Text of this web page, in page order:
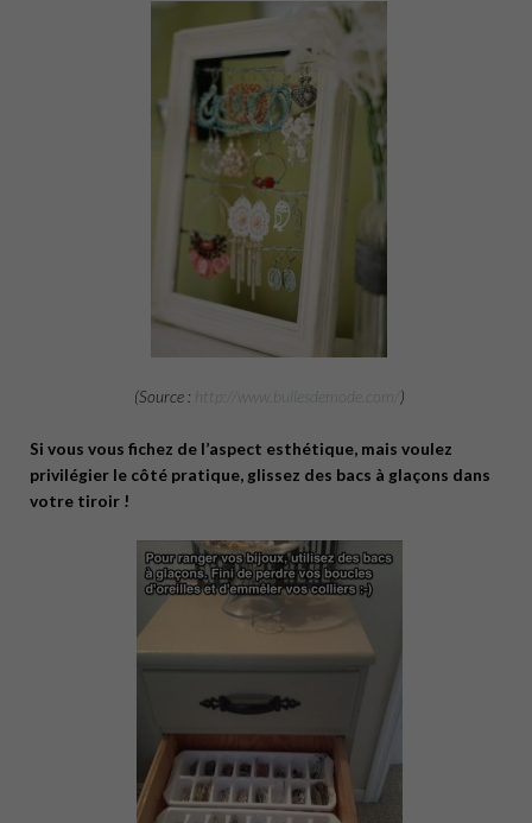
(Source : http://www.bullesdemode.com/ )
Si vous vous fichez de l’aspect esthétique, mais voulez
privilégier le côté pratique, glissez des bacs à glaçons dans
votre tiroir !